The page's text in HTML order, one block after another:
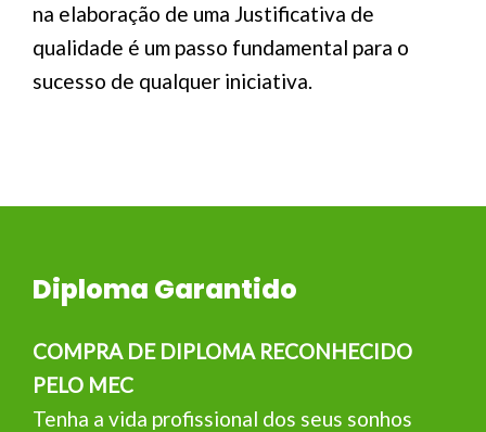
na elaboração de uma Justificativa de
qualidade é um passo fundamental para o
sucesso de qualquer iniciativa.
Diploma Garantido
COMPRA DE DIPLOMA RECONHECIDO
PELO MEC
Tenha a vida profissional dos seus sonhos